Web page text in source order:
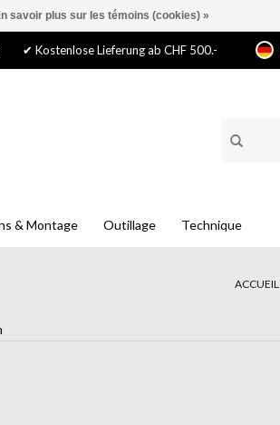
✔ Kostenlose Lieferung ab CHF 500.-
& Montage Outillage Technique
ACCUEIL
savoir plus sur les témoins (cookies) »